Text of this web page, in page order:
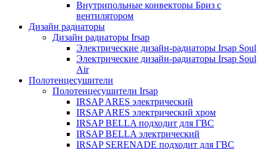
Внутрипольные конвекторы Бриз с
вентилятором
Дизайн радиаторы
Дизайн радиаторы Irsap
Электрические дизайн-радиаторы Irsap Soul
Электрические дизайн-радиаторы Irsap Soul
Air
Полотенцесушители
Полотенцесушители Irsap
IRSAP ARES электрический
IRSAP ARES электрический хром
IRSAP BELLA подходит для ГВС
IRSAP BELLA электрический
IRSAP SERENADE подходит для ГВС